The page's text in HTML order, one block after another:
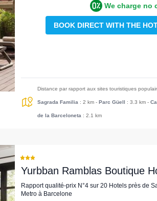
We charge no
BOOK DIRECT WITH THE
Distance par rapport aux sites touristiques
Sagrada Familia : 2 km-Parc Güell : 3.3 km-
de la Barceloneta : 2.1 km
Yurbban Ramblas Boutique
Rapport qualité-prix N°4 sur 20 Hotels près de
Metro à Barcelone